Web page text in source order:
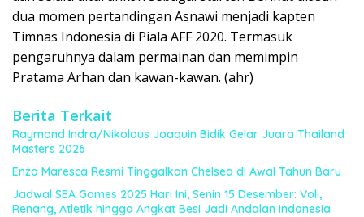
dua momen pertandingan Asnawi menjadi kapten
Timnas Indonesia di Piala AFF 2020. Termasuk
pengaruhnya dalam permainan dan memimpin
Pratama Arhan dan kawan-kawan. (ahr)
Berita Terkait
Raymond Indra/Nikolaus Joaquin Bidik Gelar Juara Thailand
Masters 2026
Enzo Maresca Resmi Tinggalkan Chelsea di Awal Tahun Baru
Jadwal SEA Games 2025 Hari Ini, Senin 15 Desember: Voli,
Renang, Atletik hingga Angkat Besi Jadi Andalan Indonesia